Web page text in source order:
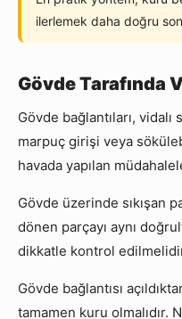
ilerlemek daha doğru
Gövde Tarafında
Gövde bağlantıları,
marpuç girişi veya
havada yapılan
Gövde üzerinde sıkışan
dönen parçayı aynı
dikkatle kontrol
Gövde bağlantısı
tamamen kuru olmalıdır.